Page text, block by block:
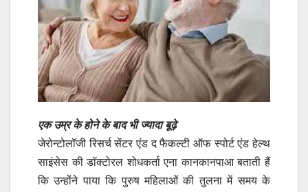
एक उम्र के होने के बाद भी ज्यादा बूढ़े
जेरोन्टोलॉजी रिसर्च सेंटर एंड द फैकल्टी ऑफ स्पोर्ट एंड हेल्थ
साइंसेस की डॉक्टोरल शोधकर्ता एना कानकानपाआ बताती हैं
कि उन्होंने पाया कि पुरुष महिलाओं की तुलना में समय के